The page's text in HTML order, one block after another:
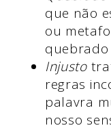
que não
ou
Injusto
regras
palavra
nosso